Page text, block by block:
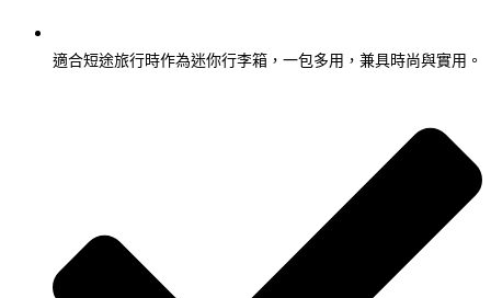
適合短途旅行時作為迷你行李箱，一包多用，兼具時尚與實用。